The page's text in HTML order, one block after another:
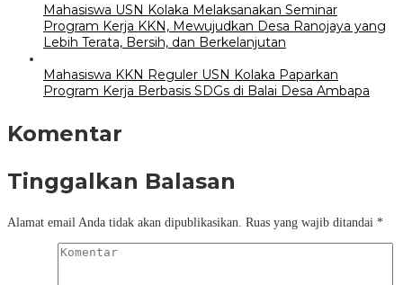
Mahasiswa USN Kolaka Melaksanakan Seminar
Program Kerja KKN, Mewujudkan Desa Ranojaya yang
Lebih Terata, Bersih, dan Berkelanjutan
Mahasiswa KKN Reguler USN Kolaka Paparkan
Program Kerja Berbasis SDGs di Balai Desa Ambapa
Komentar
Tinggalkan Balasan
Alamat email Anda tidak akan dipublikasikan. Ruas yang wajib ditandai *